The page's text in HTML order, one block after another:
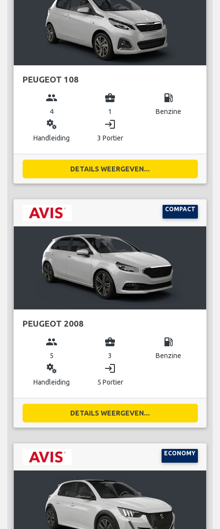
PEUGEOT 108
group
4
business_center
1
local_gas_station
Benzine
miscellaneous_services
Handleiding
login
3 Portier
DETAILS WEERGEVEN...
COMPACT
PEUGEOT 2008
group
5
business_center
3
local_gas_station
Benzine
miscellaneous_services
Handleiding
login
5 Portier
DETAILS WEERGEVEN...
ECONOMY